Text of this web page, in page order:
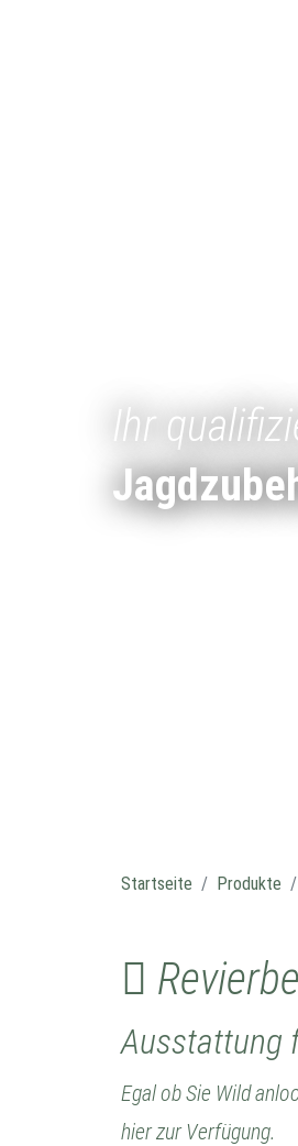
Ihr
Startseite Produkte
Ausstattung
Egal ob Sie Wild
hier zur Verfügung.